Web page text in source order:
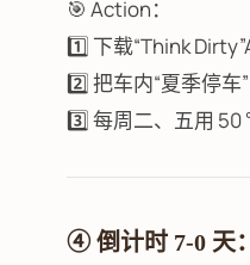
🎯 Action：
1️⃣ 下载“Think
2️⃣ 把车内“夏季停车
3️⃣ 每周二、五用
④ 倒计时 7-0 天